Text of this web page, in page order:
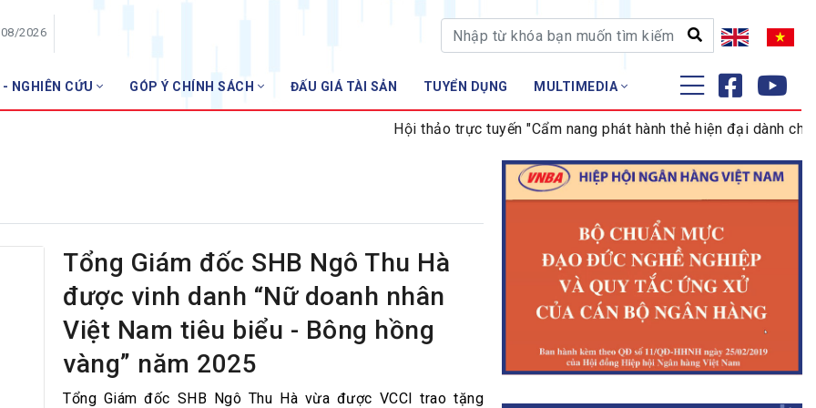
2026
NGHIÊN CỨU GÓP Ý CHÍNH SÁCH ĐẤU GIÁ TÀI SẢN TUYỂN DỤNG MULTIMEDIA
ĐÀO TẠO - NGHIÊN CỨU
Tập huấn
Hội thảo trực tuyến "Cẩm nang phát hành thẻ hiện đại dành cho ngân
Tổng Giám đốc SHB Ngô Thu Hà
được vinh danh “Nữ doanh nhân
Việt Nam tiêu biểu - Bông hồng
vàng” năm 2025
Tổng Giám đốc SHB Ngô Thu Hà vừa được VCCI trao tặng